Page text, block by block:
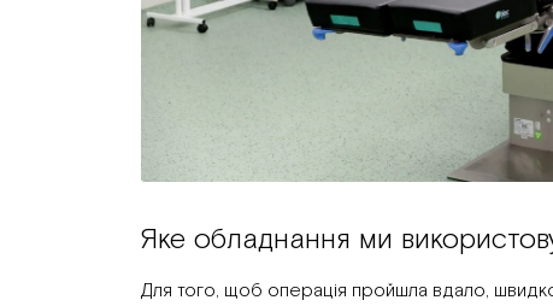
Яке обладнання ми
Для того, щоб операція пройшла вдало,